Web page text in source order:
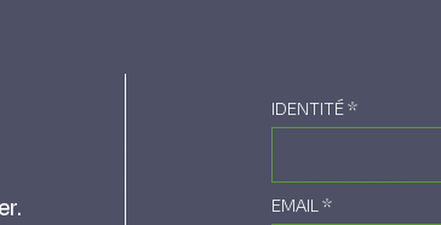
a higher level.
empiriques de la sensibilité des
à des traitements comportant divers
IDENTITÉ*
EMAIL*